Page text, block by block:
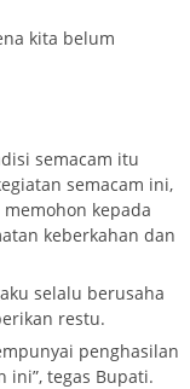
kita belum
semacam itu
semacam ini,
kepada
keberkahan dan
selalu berusaha
restu.
penghasilan
tegas Bupati.